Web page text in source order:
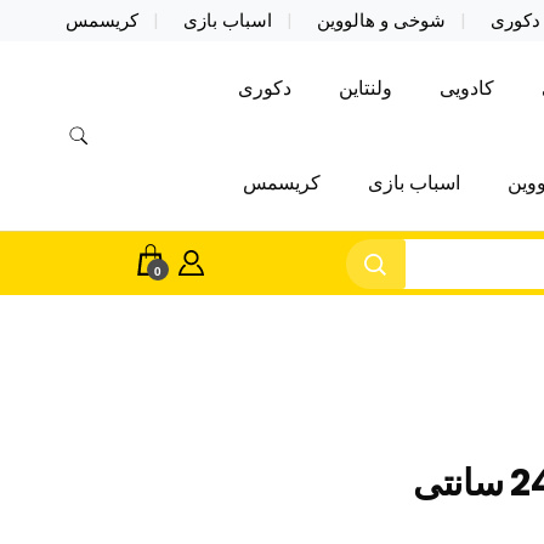
دکوری شوخی و هالووین اسباب بازی کریسمس
کادویی ولنتاین دکوری
اسباب بازی کریسمس
0